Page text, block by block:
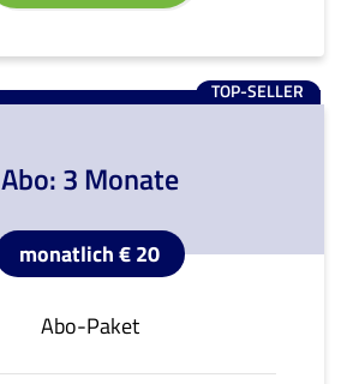
TOP-SELLER
Abo: 3 Monate
monatlich € 20
Abo-Paket